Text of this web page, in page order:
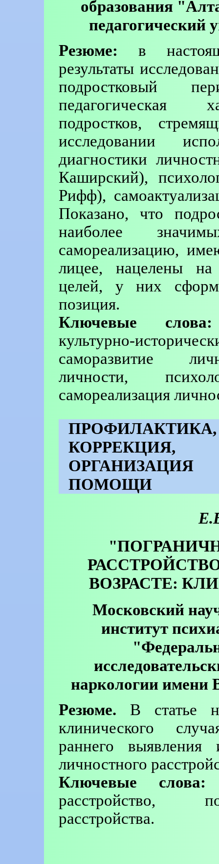
образования
педагогический
Резюме: в
результаты
подростковый
педагогическая
подростков,
исследовании
диагностики
Каширский),
Рифф),
Показано, что
наиболее
самореализацию,
лицее, нацелены на
целей, у них
позиция.
Ключевые слова:
культурно-
саморазвитие
личности,
самореализация
ПОМОЩИ
ВОЗРАСТЕ:
Московский
институт
наркологии имени
Резюме. В статье
клинического
раннего выявления
личностного
Ключевые слова:
расстройство,
расстройства.